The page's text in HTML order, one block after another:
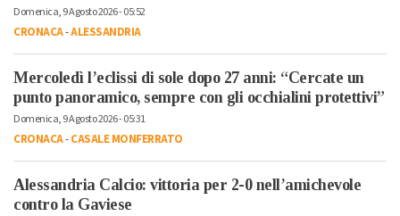
Domenica, 9 Agosto 2026 - 05:52
CRONACA-ALESSANDRIA
Mercoledì l’eclissi di sole dopo 27 anni: “Cercate un
punto panoramico, sempre con gli occhialini protettivi”
Domenica, 9 Agosto 2026 - 05:31
CRONACA-CASALE MONFERRATO
Alessandria Calcio: vittoria per 2-0 nell’amichevole
contro la Gaviese